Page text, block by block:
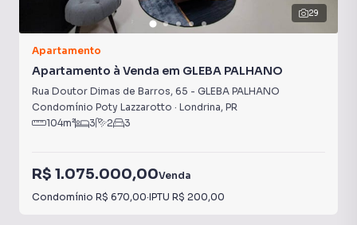
29
Apartamento
Apartamento à Venda em GLEBA PALHANO
Rua Doutor Dimas de Barros, 65 - GLEBA PALHANO
Condomínio Poty Lazzarotto · Londrina, PR
104m² 3 2 3
R$ 1.075.000,00Venda
Condomínio R$ 670,00·IPTU R$ 200,00